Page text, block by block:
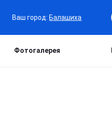
Ваш город:Балашиха
Фотогалерея